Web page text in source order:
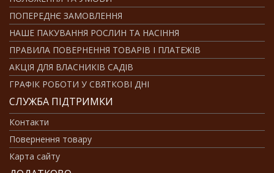
ПОПЕРЕДНЄ ЗАМОВЛЕННЯ
НАШЕ ПАКУВАННЯ РОСЛИН ТА НАСІННЯ
ПРАВИЛА ПОВЕРНЕННЯ ТОВАРІВ І ПЛАТЕЖІВ
АКЦІЯ ДЛЯ ВЛАСНИКІВ САДІВ
ГРАФІК РОБОТИ У СВЯТКОВІ ДНІ
СЛУЖБА ПІДТРИМКИ
Контакти
Повернення товару
Карта сайту